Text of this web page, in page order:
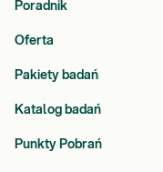
Poradnik
Oferta
Pakiety badań
Katalog badań
Punkty Pobrań